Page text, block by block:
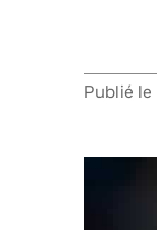
Publié le